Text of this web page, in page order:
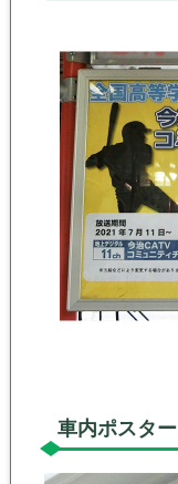
車内ポスター